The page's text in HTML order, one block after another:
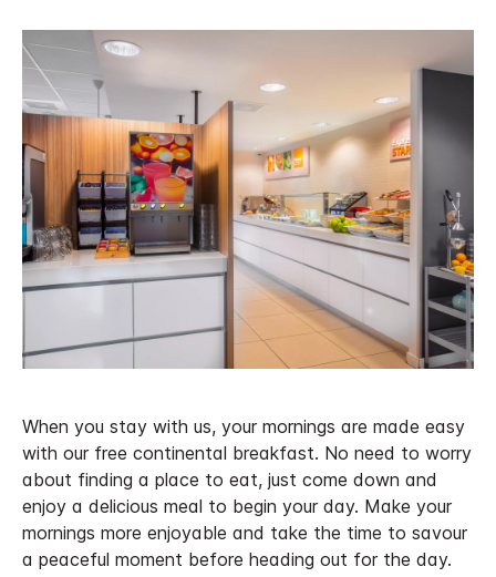
When you stay with us, your mornings are made easy
with our free continental breakfast. No need to worry
about finding a place to eat, just come down and
enjoy a delicious meal to begin your day. Make your
mornings more enjoyable and take the time to savour
a peaceful moment before heading out for the day.